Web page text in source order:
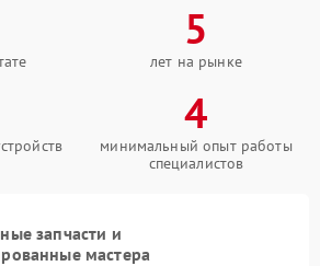
5
лет на рынке
4
минимальный опыт работы
специалистов
запчасти и
мастера